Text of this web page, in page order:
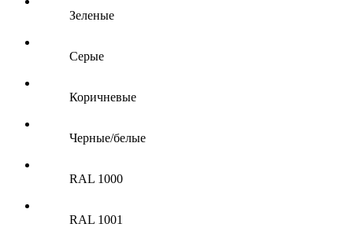
Зеленые
Серые
Коричневые
Черные/белые
RAL 1000
RAL 1001